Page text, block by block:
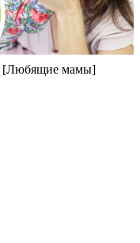
[Любящие мамы]